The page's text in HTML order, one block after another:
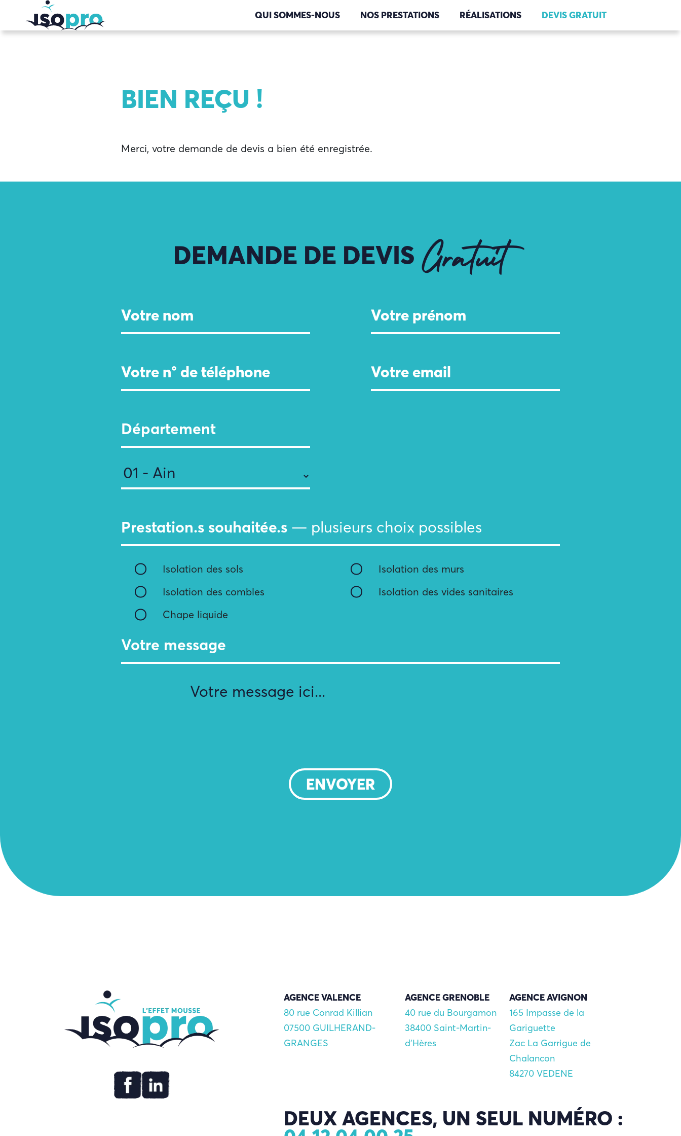
Passer au contenu principal
QUI SOMMES-NOUS NOS PRESTATIONS RÉALISATIONS DEVIS GRATUIT
BIEN REÇU !
Merci, votre demande de devis a bien été enregistrée.
DEMANDE DE DEVIS Gratuit
Département
Prestation.s souhaitée.s — plusieurs choix possibles
Isolation des sols
Isolation des murs
Isolation des combles
Isolation des vides sanitaires
Chape liquide
Votre message
AGENCE VALENCE
80 rue Conrad Killian
07500 GUILHERAND-
GRANGES
AGENCE GRENOBLE
40 rue du Bourgamon
38400 Saint-Martin-
d'Hères
AGENCE AVIGNON
165 Impasse de la
Gariguette
Zac La Garrigue de
Chalancon
84270 VEDENE
DEUX AGENCES, UN SEUL NUMÉRO :